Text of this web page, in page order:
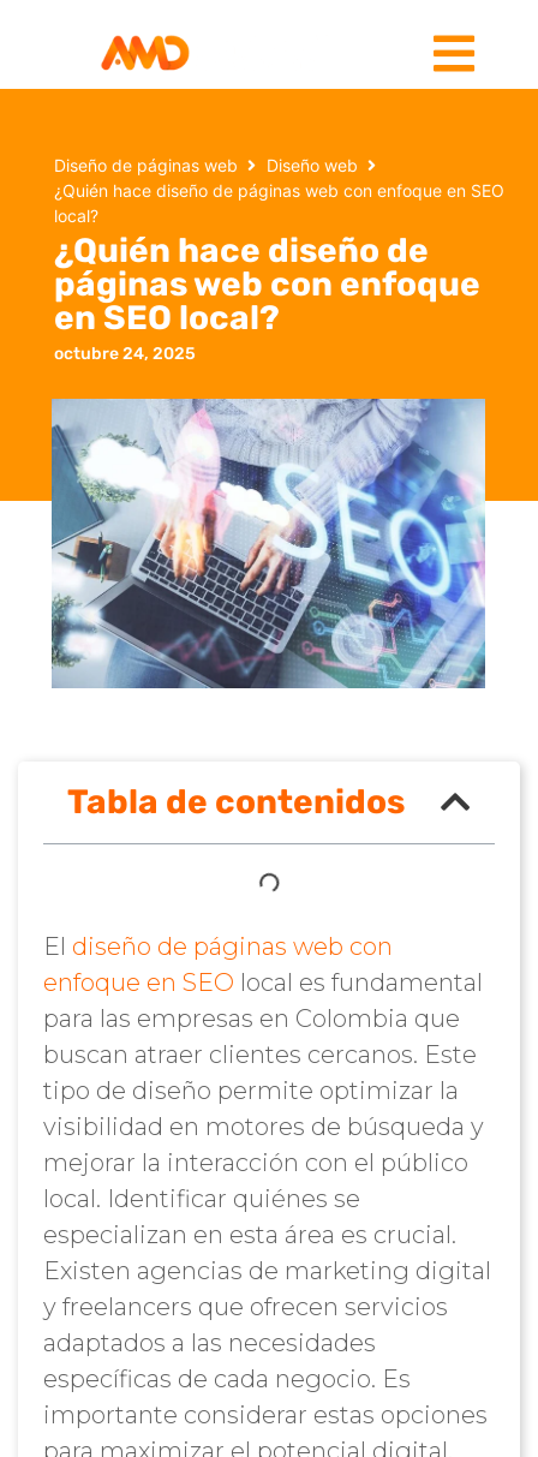
Diseño de páginas web
Diseño web
¿Quién hace diseño de páginas web con enfoque en SEO
local?
¿Quién hace diseño de
páginas web con enfoque
en SEO local?
octubre 24, 2025
Tabla de contenidos
El diseño de páginas web con
enfoque en SEO local es fundamental
para las empresas en Colombia que
buscan atraer clientes cercanos. Este
tipo de diseño permite optimizar la
visibilidad en motores de búsqueda y
mejorar la interacción con el público
local. Identificar quiénes se
especializan en esta área es crucial.
Existen agencias de marketing digital
y freelancers que ofrecen servicios
adaptados a las necesidades
específicas de cada negocio. Es
importante considerar estas opciones
para maximizar el potencial digital.